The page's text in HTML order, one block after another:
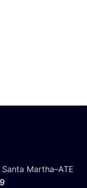
Martha–ATE